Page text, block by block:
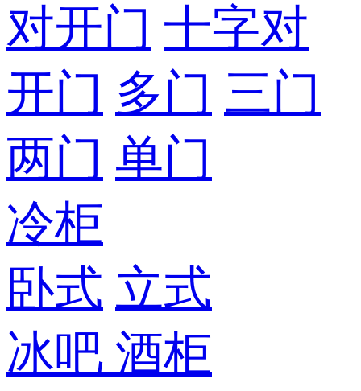
对开门 十字对
开门 多门 三门
两门 单门
冷柜
卧式 立式
冰吧 酒柜